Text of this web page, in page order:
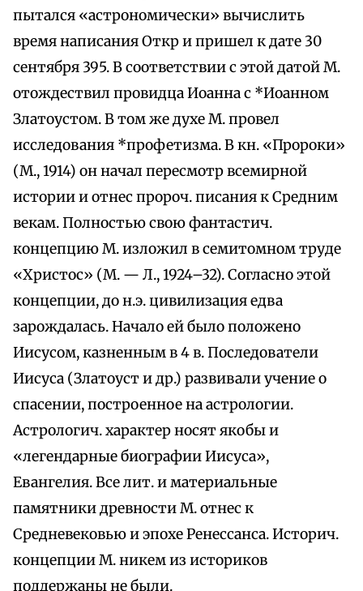
пытался «астрономически» вычислить
время написания Откр и пришел к дате 30
сентября 395. В соответствии с этой датой М.
отождествил провидца Иоанна с *Иоанном
Златоустом. В том же духе М. провел
исследования *профетизма. В кн. «Пророки»
(М., 1914) он начал пересмотр всемирной
истории и отнес пророч. писания к Средним
векам. Полностью свою фантастич.
концепцию М. изложил в семитомном труде
«Христос» (М. — Л., 1924–32). Согласно этой
концепции, до н.э. цивилизация едва
зарождалась. Начало ей было положено
Иисусом, казненным в 4 в. Последователи
Иисуса (Златоуст и др.) развивали учение о
спасении, построенное на астрологии.
Астрологич. характер носят якобы и
«легендарные биографии Иисуса»,
Евангелия. Все лит. и материальные
памятники древности М. отнес к
Средневековью и эпохе Ренессанса. Историч.
концепции М. никем из историков
поддержаны не были.